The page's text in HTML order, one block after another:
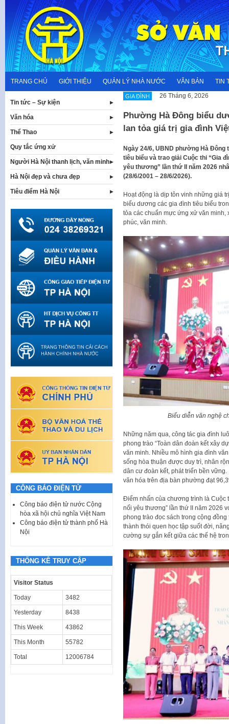
content
TRANG CHỦ GIỚI THIỆU QUẢN LÝ NHÀ NƯỚC VĂN BẢN TIN
GIA ĐÌNH 26 Tháng 6, 2026
Phường Hà Đông biểu
lan tỏa giá trị gia đình
Ngày 24/6, UBND phường Hà Đông
tiêu biểu và trao giải Cuộc thi “Gia
yêu thương” lần thứ II năm 2026
(28/6/2001 – 28/6/2026).
Hoạt động là dịp tôn vinh những giá
biểu dương các gia đình tiêu biểu
tỏa các chuẩn mực ứng xử văn
phúc, văn minh.
Biểu diễn văn nghệ
Những năm qua, công tác gia đình
phong trào “Toàn dân đoàn kết xây
văn minh. Nhiều mô hình gia đình
sống hòa thuận được duy trì, nhân
dân cư đoàn kết, phát triển bền
văn hóa trên địa bàn phường đạt
Điểm nhấn của chương trình là Cuộc
nối yêu thương” lần thứ II năm 2026
phong trào đọc sách trong cộng
thành thói quen học tập suốt đời,
cường sự gắn kết giữa các thế hệ
Tin tức – Sự kiện
Văn hóa
Thể Thao
Quy tắc ứng xử
Người Hà Nội thanh lịch, văn minh
Hà Nội đẹp và chưa đẹp
Tiêu điểm Hà Nội
CÔNG BÁO ĐIỆN TỬ
Công báo điện tử nước Cộng
hòa xã hội chủ nghĩa Việt Nam
Công báo điện tử thành phố Hà
Nội
THỐNG KÊ TRUY CẬP
Visitor Status
Today 3482
Yesterday 8438
This Week 43862
This Month 55782
Total 12006784